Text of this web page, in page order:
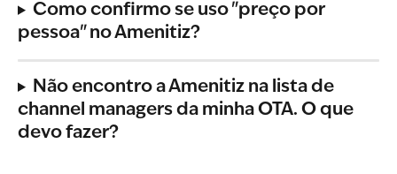
Como confirmo se uso "preço por
pessoa" no Amenitiz?
Não encontro a Amenitiz na lista de
channel managers da minha OTA. O que
devo fazer?